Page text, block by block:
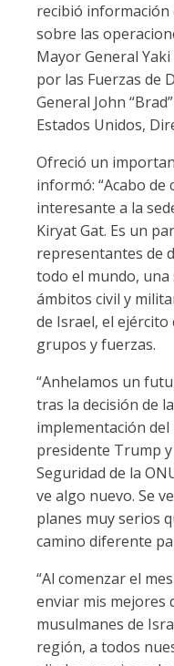
recibió información
sobre las
Mayor General
por las Fuerzas de
General John
Estados Unidos,
Ofreció un
informó: “Acabo
interesante a la
Kiryat Gat. Es un
representantes de
todo el mundo,
ámbitos civil y
de Israel, el
grupos y fuerzas.
“Anhelamos un
tras la decisión de
implementación del
presidente Trump
Seguridad de la
ve algo nuevo. Se
planes muy serios
camino diferente
“Al comenzar el
enviar mis mejores
musulmanes de
región, a todos